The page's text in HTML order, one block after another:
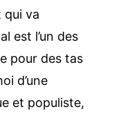
qui va
est l’un des
pour des tas
d’une
et populiste,